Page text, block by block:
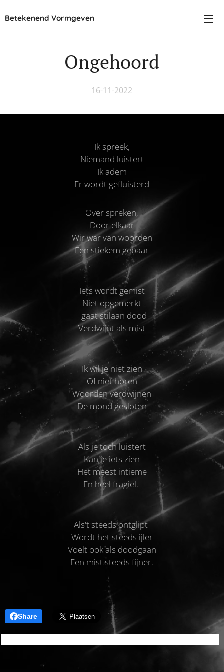
Betekenend Vormgeven
Ongehoord
16-11-2022
Ik spreek,
Niemand luistert
Ik adem
Er wordt gefluisterd
Over spreken,
Door elkaar
Wir war van woorden
Een stiekem gebaar
Iets wordt gemist
Niet opgemerkt
Tgaat stilaan dood
Verdwijnt als mist
Ik wil je niet zien
Of niet horen
Woorden verdwijnen
De mond gesloten
Als je toch luistert
Kan je iets zien
Het meest intieme
En heel fragiel.
Als't steeds ontglipt
Wordt het steeds ijler
Voelt ook als doodgaan
Een mist steeds fijner.
Share